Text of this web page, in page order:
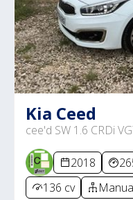
Kia Ceed
cee'd SW 1.6 CRDi
2018
136 cv